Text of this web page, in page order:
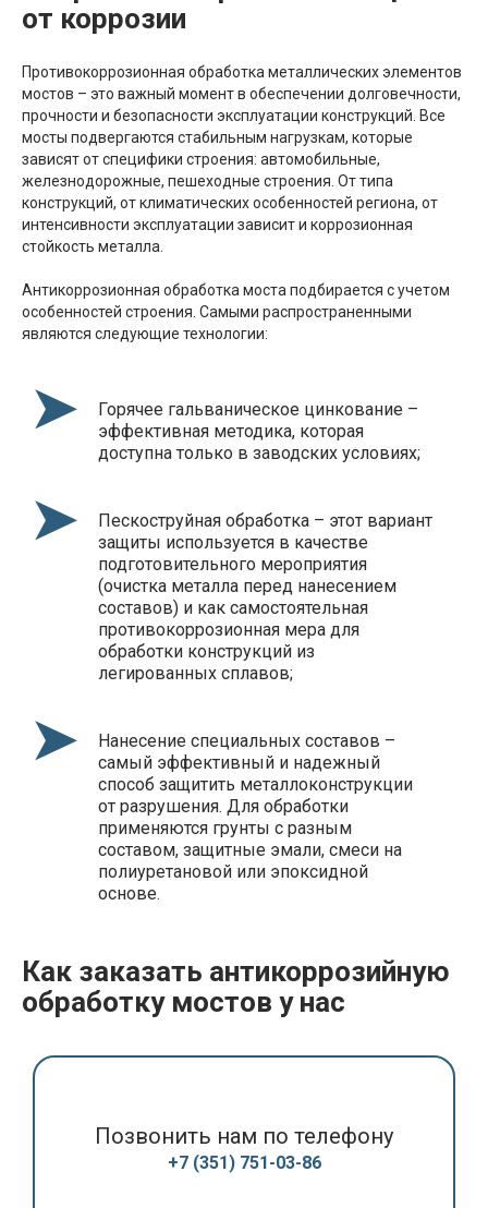
от коррозии
Противокоррозионная обработка металлических элементов
мостов – это важный момент в обеспечении долговечности,
прочности и безопасности эксплуатации конструкций. Все
мосты подвергаются стабильным нагрузкам, которые
зависят от специфики строения: автомобильные,
железнодорожные, пешеходные строения. От типа
конструкций, от климатических особенностей региона, от
интенсивности эксплуатации зависит и коррозионная
стойкость металла.
Антикоррозионная обработка моста подбирается с учетом
особенностей строения. Самыми распространенными
являются следующие технологии:
Горячее гальваническое цинкование –
эффективная методика, которая
доступна только в заводских условиях;
Пескоструйная обработка – этот вариант
защиты используется в качестве
подготовительного мероприятия
(очистка металла перед нанесением
составов) и как самостоятельная
противокоррозионная мера для
обработки конструкций из
легированных сплавов;
Нанесение специальных составов –
самый эффективный и надежный
способ защитить металлоконструкции
от разрушения. Для обработки
применяются грунты с разным
составом, защитные эмали, смеси на
полиуретановой или эпоксидной
основе.
Как заказать антикоррозийную
обработку мостов у нас
Позвонить нам по телефону
+7 (351) 751-03-86